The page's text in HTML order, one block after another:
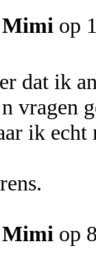
Mimi op
dat ik
vragen
ik
Mimi op